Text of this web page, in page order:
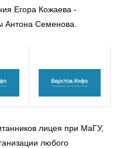
Егора Кожаева -
Антона Семенова.
лицея при МаГУ,
любого